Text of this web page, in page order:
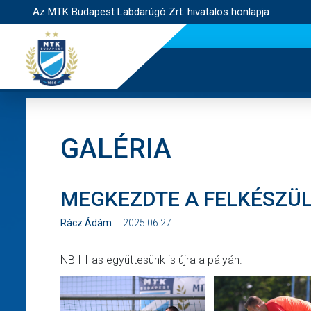
Az MTK Budapest Labdarúgó Zrt. hivatalos honlapja
GALÉRIA
MEGKEZDTE A
Rácz Ádám 2025.06.27
NB III-as együttesünk is újra a pályán.